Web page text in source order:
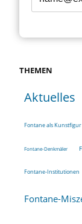
THEMEN
Aktuelles
Fontane als Kunstfigur
Fontane-Denkmäler
Fontane-Institutionen
Fontane-